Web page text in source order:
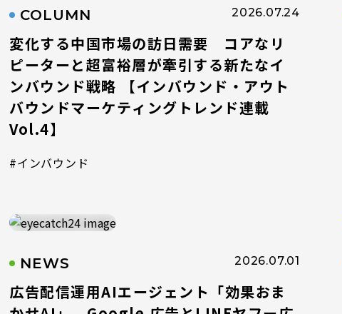
COLUMN 2026.07.24
変化する中国市場の訪日需要 コアなリ
ピーターと超富裕層が牽引する新たなイ
ンバウンド戦略 【インバウンド・アウト
バウンドマーケティングトレンド連載
Vol.4】
#インバウンド
NEWS 2026.07.01
広告配信運用AIエージェント「効果おま